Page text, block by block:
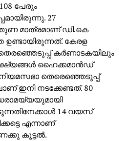
പേരും
27
മാത്രമാണ് ഡി.കെ
ഉണ്ടായിരുന്നത്. കേരള
കര്‍ണാടകയിലും
ഹൈക്കമാന്‍ഡ്
തെരെഞ്ഞെടുപ്പ്
ഇനി നടക്കേണ്ടത്. 80
14 വയസ്
എന്നാണ്
കൂട്ടല്‍.